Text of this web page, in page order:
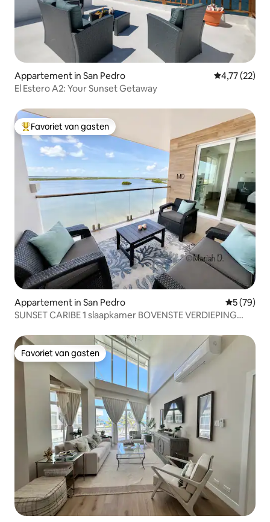
Appartement in San Pedro Gemiddelde
4,77 (22)
El Estero A2: Your Sunset Getaway
Topfavoriet van gasten
Favoriet van gasten
Appartement in San Pedro
5 (79)
SUNSET CARIBE 1 slaapkamer BOVENSTE VERDIEPING
Favoriet van gasten
Favoriet van gasten